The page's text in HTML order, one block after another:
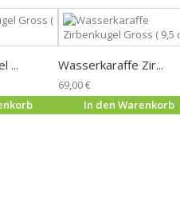
... Wasserkaraffe Zir...
69,00 €
In den Warenkorb